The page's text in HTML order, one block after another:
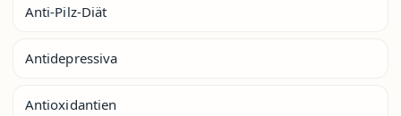
Anti-Pilz-Diät
Antidepressiva
Antioxidantien